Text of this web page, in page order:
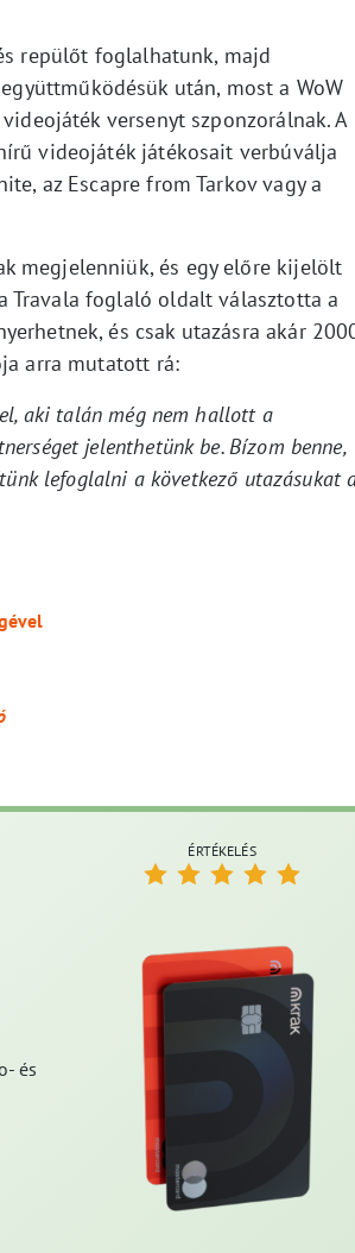
repülőt foglalhatunk, majd
után, most a WoW
versenyt szponzorálnak. A
videojáték játékosait verbúválja
az Escapre from Tarkov vagy a
megjelenniük, és egy előre kijelölt
Travala foglaló oldalt választotta a
és csak utazásra akár
arra mutatott rá:
aki talán még nem hallott a
jelenthetünk be. Bízom benne,
lefoglalni a következő utazásukat
és
ÉRTÉKELÉS